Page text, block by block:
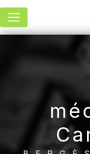
Panneau de gestion des